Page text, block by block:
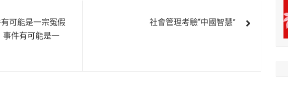
有可能是一宗冤假
事件有可能是一
社會管理考驗“中國智慧”